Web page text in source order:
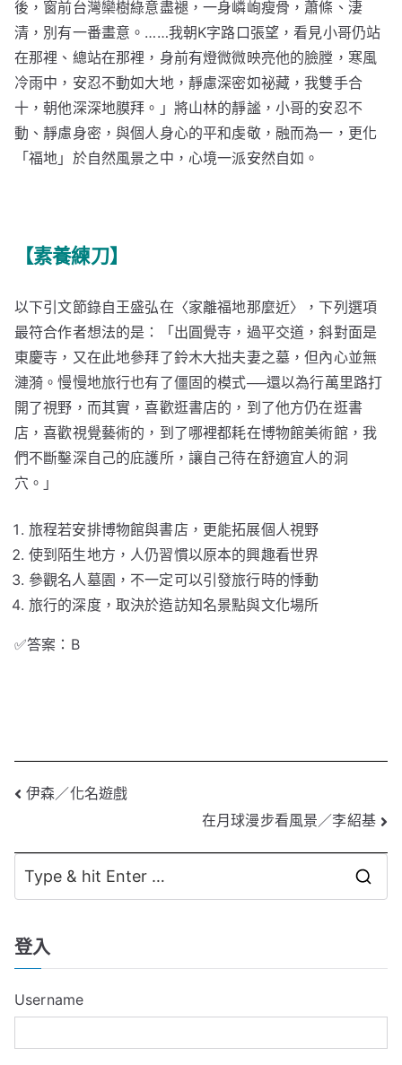
後，窗前台灣欒樹綠意盡褪，一身嶙峋瘦骨，蕭條、淒
清，別有一番畫意。……我朝K字路口張望，看見小哥仍站
在那裡、總站在那裡，身前有燈微微映亮他的臉膛，寒風
冷雨中，安忍不動如大地，靜慮深密如祕藏，我雙手合
十，朝他深深地膜拜。」將山林的靜謐，小哥的安忍不
動、靜慮身密，與個人身心的平和虔敬，融而為一，更化
「福地」於自然風景之中，心境一派安然自如。
【素養練刀】
以下引文節錄自王盛弘在〈家離福地那麼近〉，下列選項
最符合作者想法的是：「出圓覺寺，過平交道，斜對面是
東慶寺，又在此地參拜了鈴木大拙夫妻之墓，但內心並無
漣漪。慢慢地旅行也有了僵固的模式──還以為行萬里路打
開了視野，而其實，喜歡逛書店的，到了他方仍在逛書
店，喜歡視覺藝術的，到了哪裡都耗在博物館美術館，我
們不斷鑿深自己的庇護所，讓自己待在舒適宜人的洞
穴。」
旅程若安排博物館與書店，更能拓展個人視野
使到陌生地方，人仍習慣以原本的興趣看世界
參觀名人墓園，不一定可以引發旅行時的悸動
旅行的深度，取決於造訪知名景點與文化場所
✅答案：B
文
導
覽
伊森／化名遊戲
在月球漫步看風景／李紹基
h
登入
Username